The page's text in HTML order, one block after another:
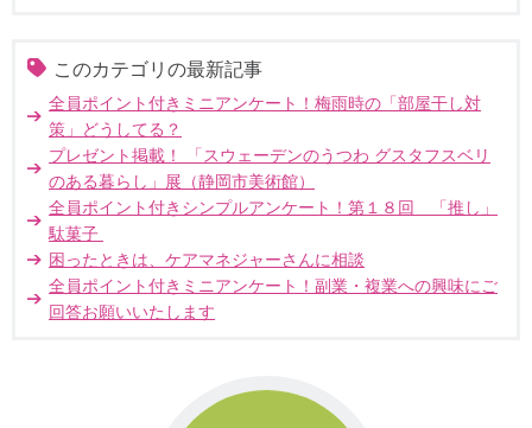
このカテゴリの最新記事
全員ポイント付きミニアンケート！梅雨時の「部屋干し対
策」どうしてる？
プレゼント掲載！ 「スウェーデンのうつわ グスタフスベリ
のある暮らし」展（静岡市美術館）
全員ポイント付きシンプルアンケート！第１８回 「推し」
駄菓子
困ったときは、ケアマネジャーさんに相談
全員ポイント付きミニアンケート！副業・複業への興味にご
回答お願いいたします